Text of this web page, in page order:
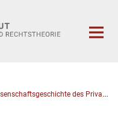
des Privatrechts